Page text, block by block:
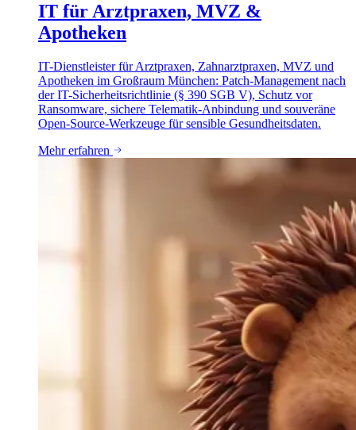
IT für Arztpraxen, MVZ &
Apotheken
IT-Dienstleister für Arztpraxen, Zahnarztpraxen, MVZ und
Apotheken im Großraum München: Patch-Management nach
der IT-Sicherheitsrichtlinie (§ 390 SGB V), Schutz vor
Ransomware, sichere Telematik-Anbindung und souveräne
Open-Source-Werkzeuge für sensible Gesundheitsdaten.
Mehr erfahren